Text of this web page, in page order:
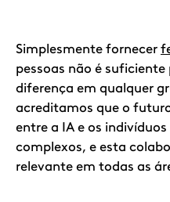
Simplesmente fornecer
pessoas não é
diferença em qualquer
acreditamos que o
entre a IA e os
complexos, e esta
relevante em todas as